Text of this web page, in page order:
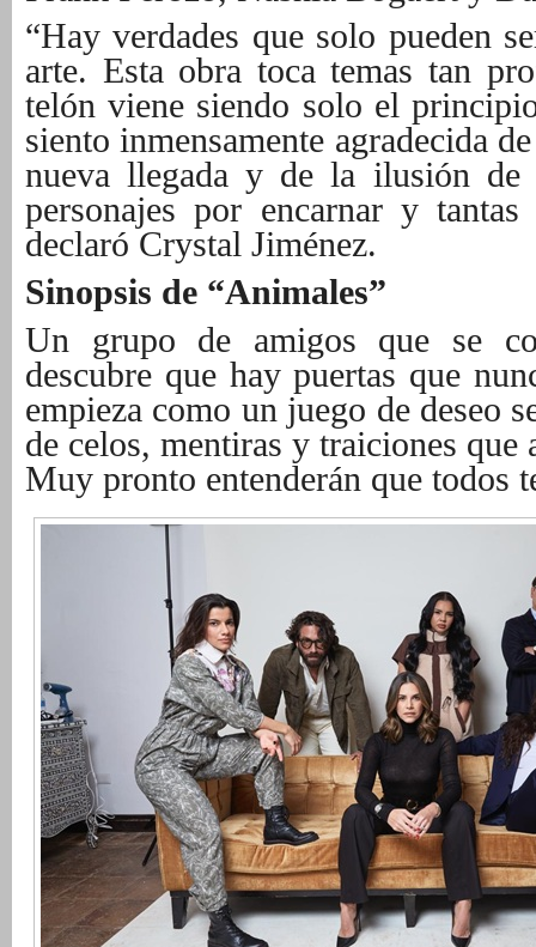
“Hay verdades que solo pueden
arte. Esta obra toca temas tan
telón viene siendo solo el
siento inmensamente agradecida
nueva llegada y de la ilusión de
personajes por encarnar y
declaró Crystal Jiménez.
Sinopsis de “Animales”
Un grupo de amigos que se
descubre que hay puertas que
empieza como un juego de deseo
de celos, mentiras y traiciones que
Muy pronto entenderán que todos